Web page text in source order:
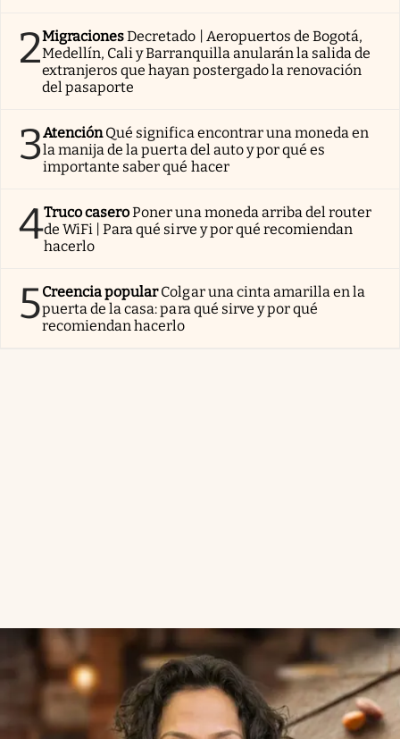
2MigracionesDecretado | Aeropuertos de Bogotá,
Medellín, Cali y Barranquilla anularán la salida de
extranjeros que hayan postergado la renovación
del pasaporte
3AtenciónQué significa encontrar una moneda en
la manija de la puerta del auto y por qué es
importante saber qué hacer
4Truco caseroPoner una moneda arriba del router
de WiFi | Para qué sirve y por qué recomiendan
hacerlo
5Creencia popularColgar una cinta amarilla en la
puerta de la casa: para qué sirve y por qué
recomiendan hacerlo